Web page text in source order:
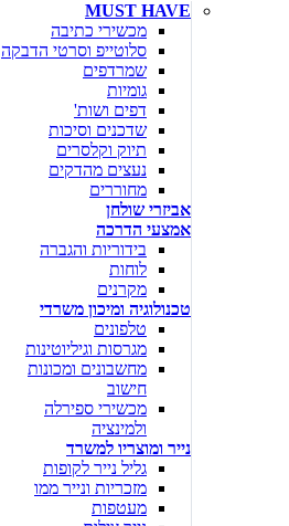
MUST HAVE
מכשירי כתיבה
סלוטייפ וסרטי הדבקה
שמרדפים
גומיות
דפים ושות'
שדכנים וסיכות
תיוק וקלסרים
נעצים מהדקים
מחוררים
אביזרי שולחן
אמצעי הדרכה
בידוריות והגברה
לוחות
מקרנים
טכנולוגיה ומיכון משרדי
טלפונים
מגרסות וגיליוטינות
מחשבונים ומכונות
חישוב
מכשירי ספירלה
ולמינציה
נייר ומוצריו למשרד
גליל נייר לקופות
מזכריות ונייר ממו
מעטפות